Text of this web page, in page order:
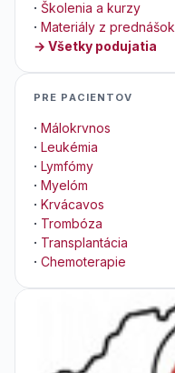
· Školenia a kurzy
· Materiály z prednášok
→ Všetky podujatia
PRE PACIENTOV
· Málokrvnos
· Leukémia
· Lymfómy
· Myelóm
· Krvácavos
· Trombóza
· Transplantácia
· Chemoterapie